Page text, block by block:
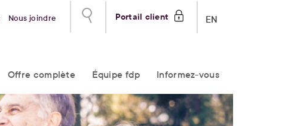
EN
Portail client
Nous joindre
Offre complète Équipe fdp Informez-vous